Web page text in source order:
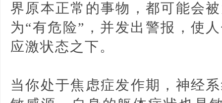
界原本正常的事物，都可能会
为“有危险”，并发出警报，使
应激状态之下。
当你处于焦虑症发作期，神经